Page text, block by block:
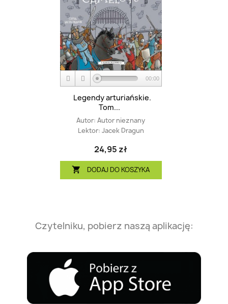
00:00
Legendy arturiańskie.
Tom...
Autor: Autor nieznany
Lektor: Jacek Dragun
24,95 zł
 DODAJ DO KOSZYKA
Czytelniku, pobierz naszą aplikację: